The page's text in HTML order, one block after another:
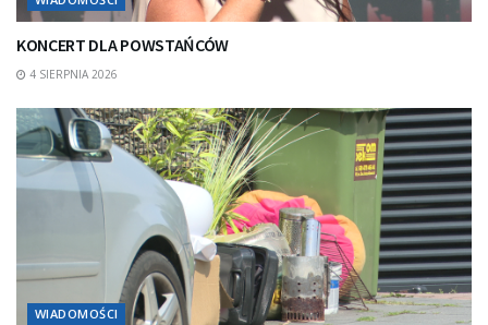
KONCERT DLA POWSTAŃCÓW
4 SIERPNIA 2026
WIADOMOŚCI